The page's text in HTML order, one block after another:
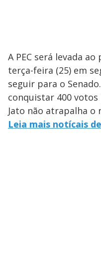
A PEC será levada
terça-feira (25) em
seguir para o
conquistar 400 votos
Jato não atrapalha o
Leia mais notícais